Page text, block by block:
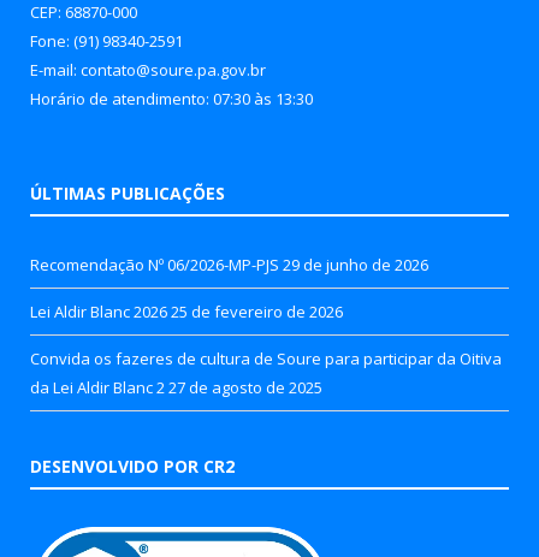
CEP: 68870-000
Fone: (91) 98340-2591
E-mail: contato@soure.pa.gov.br
Horário de atendimento: 07:30 às 13:30
ÚLTIMAS PUBLICAÇÕES
Recomendação Nº 06/2026-MP-PJS 29 de junho de 2026
Lei Aldir Blanc 202625 de fevereiro de 2026
Convida os fazeres de cultura de Soure para participar da Oitiva
da Lei Aldir Blanc 227 de agosto de 2025
DESENVOLVIDO POR CR2